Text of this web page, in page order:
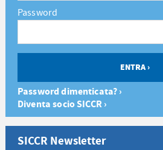
Password
Password dimenticata? ›
Diventa socio SICCR ›
SICCR Newsletter